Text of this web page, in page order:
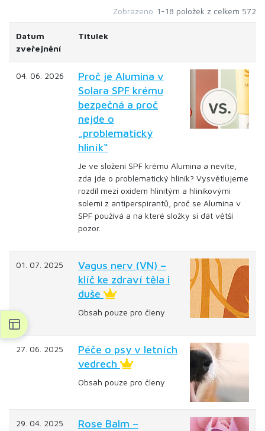
Zobrazeno 1-18 položek z celkem 572
Datum
zveřejnění
Titulek
04. 06. 2026
Proč je Alumina v
Solara SPF krému
bezpečná a proč
nejde o
„problematický
hliník“
Je ve složení SPF krému Alumina a nevíte,
zda jde o problematický hliník? Vysvětlujeme
rozdíl mezi oxidem hlinitým a hliníkovými
solemi z antiperspirantů, proč se Alumina v
SPF používá a na které složky si dát větší
pozor.
01. 07. 2025
Vagus nerv (VN) –
klíč ke zdraví těla i
duše
Obsah pouze pro členy
27. 06. 2025
Péče o psy v letních
vedrech
Obsah pouze pro členy
29. 04. 2025
Rose Balm –